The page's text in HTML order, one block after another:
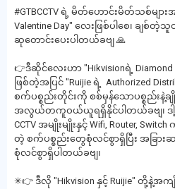
#GTBCCTV ရဲ့ မိတ်ဟောင်းမိတ်သစ်များအ
Valentine Day" လေးဖြစ်ပါစေ၊ ချစ်တဲ့
ဆုတောင်းပေးပါတယ်ခဗျ 🙏
👉ဒီဆိုင်လေးဟာ "Hikvisionရဲ့ Diamond
ဖြစ်တဲ့အပြင် "Ruijie ရဲ့ Authorized
စက်ပစ္စည်းတိုင်းကို စစ်မှန်သောပစ္စည်းနဲ့
အလွယ်တကူဝယ်ယူရရှိနိုင်ပါတယ်ခဗျ၊ ဒါ့
CCTV အမျိုးမျိုးနှင့် Wifi, Router,
တဲ့ စက်ပစ္စည်းတွေစုံလင်စွာရှိပြီး အခြ
စုံလင်စွာရှိပါတယ်ခဗျ၊
✳👉 ဒီလို "Hikvision နှင့် Ruijie" တို့နဲ့အ